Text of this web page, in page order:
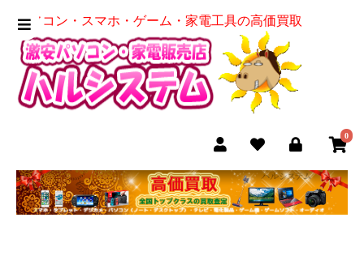
パソコン・スマホ・ゲーム・家電工具の高価買取
0